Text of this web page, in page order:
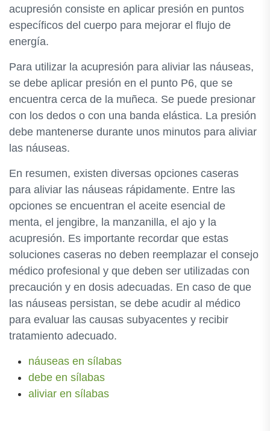
acupresión consiste en aplicar presión en puntos
específicos del cuerpo para mejorar el flujo de
energía.
Para utilizar la acupresión para aliviar las náuseas,
se debe aplicar presión en el punto P6, que se
encuentra cerca de la muñeca. Se puede presionar
con los dedos o con una banda elástica. La presión
debe mantenerse durante unos minutos para aliviar
las náuseas.
En resumen, existen diversas opciones caseras
para aliviar las náuseas rápidamente. Entre las
opciones se encuentran el aceite esencial de
menta, el jengibre, la manzanilla, el ajo y la
acupresión. Es importante recordar que estas
soluciones caseras no deben reemplazar el consejo
médico profesional y que deben ser utilizadas con
precaución y en dosis adecuadas. En caso de que
las náuseas persistan, se debe acudir al médico
para evaluar las causas subyacentes y recibir
tratamiento adecuado.
náuseas en sílabas
debe en sílabas
aliviar en sílabas